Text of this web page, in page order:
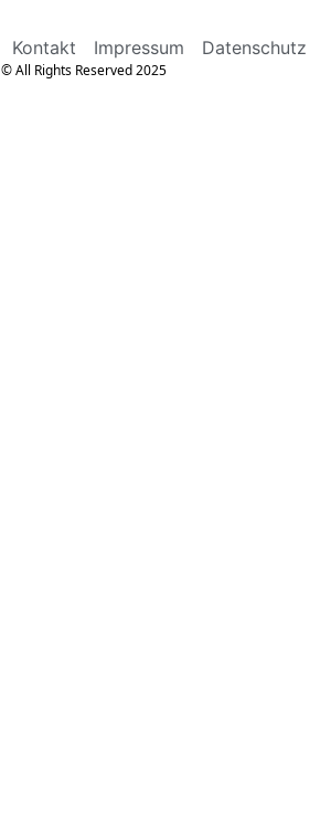
Kontakt Impressum Datenschutz
© All Rights Reserved 2025